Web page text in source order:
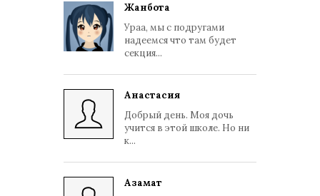
Жанбота
Ураа, мы с подругами
надеемся что там будет
секция...
Анастасия
Добрый день. Моя дочь
учится в этой школе. Но ни
к...
Азамат